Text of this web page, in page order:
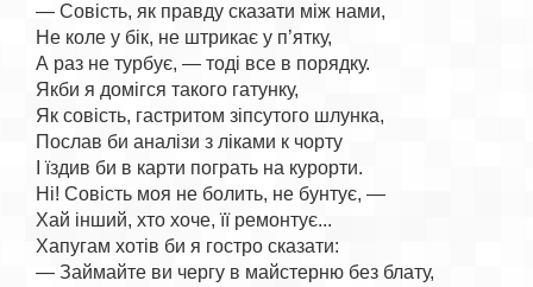
— Совість, як правду сказати між нами,
Не коле у бік, не штрикає у п’ятку,
А раз не турбує, — тоді все в порядку.
Якби я домігся такого гатунку,
Як совість, гастритом зіпсутого шлунка,
Послав би аналізи з ліками к чорту
І їздив би в карти пограть на курорти.
Ні! Совість моя не болить, не бунтує, —
Хай інший, хто хоче, її ремонтує...
Хапугам хотів би я гостро сказати:
— Займайте ви чергу в майстерню без блату,